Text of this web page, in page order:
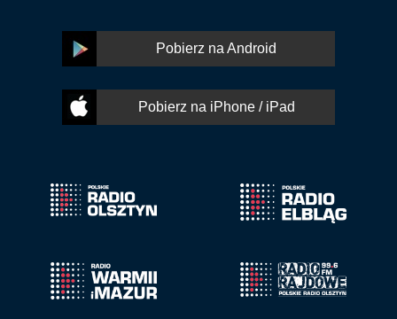
Pobierz na Android
Pobierz na iPhone / iPad